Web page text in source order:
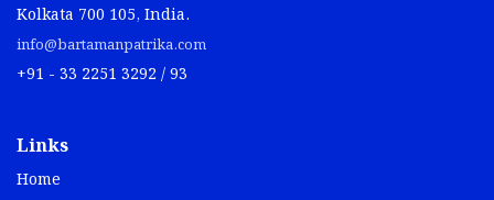
Kolkata 700 105, India.
info@bartamanpatrika.com
+91 - 33 2251 3292 / 93
Links
Home